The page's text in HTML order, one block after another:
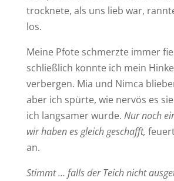
trocknete, als uns lieb war,
los.
Meine Pfote schmerzte immer
schließlich konnte ich mein
verbergen. Mia und Nimca
aber ich spürte, wie nervös es
ich langsamer wurde. Nur noch
wir haben es gleich geschafft,
an.
Stimmt … falls der Teich nicht